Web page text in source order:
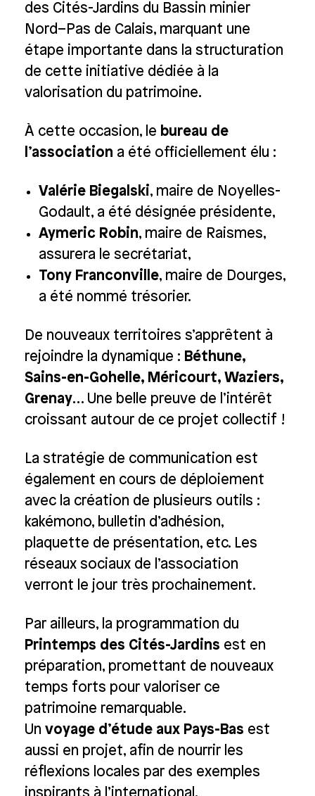
des Cités-Jardins du Bassin minier
Nord–Pas de Calais, marquant une
étape importante dans la structuration
de cette initiative dédiée à la
valorisation du patrimoine.
À cette occasion, le bureau de
l’association a été officiellement élu :
Valérie Biegalski, maire de Noyelles-
Godault, a été désignée présidente,
Aymeric Robin, maire de Raismes,
assurera le secrétariat,
Tony Franconville, maire de Dourges,
a été nommé trésorier.
De nouveaux territoires s’apprêtent à
rejoindre la dynamique : Béthune,
Sains-en-Gohelle, Méricourt, Waziers,
Grenay… Une belle preuve de l’intérêt
croissant autour de ce projet collectif !
La stratégie de communication est
également en cours de déploiement
avec la création de plusieurs outils :
kakémono, bulletin d’adhésion,
plaquette de présentation, etc. Les
réseaux sociaux de l’association
verront le jour très prochainement.
Par ailleurs, la programmation du
Printemps des Cités-Jardins est en
préparation, promettant de nouveaux
temps forts pour valoriser ce
patrimoine remarquable.
Un voyage d’étude aux Pays-Bas est
aussi en projet, afin de nourrir les
réflexions locales par des exemples